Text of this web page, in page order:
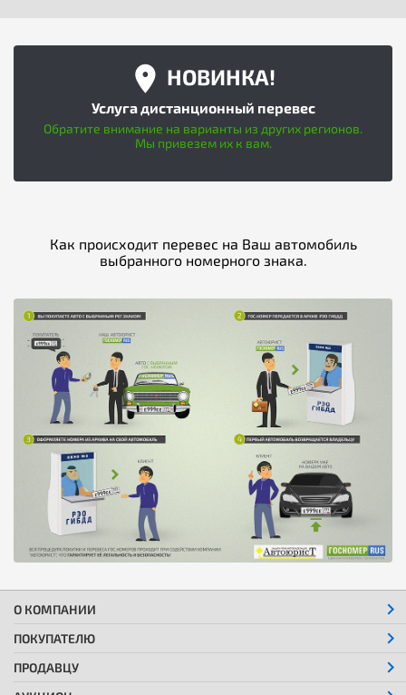
НОВИНКА!
Услуга дистанционный перевес
Обратите внимание на варианты из других регионов.
Мы привезем их к вам.
Как происходит перевес на Ваш автомобиль
выбранного номерного знака.
О КОМПАНИИ
ПОКУПАТЕЛЮ
ПРОДАВЦУ